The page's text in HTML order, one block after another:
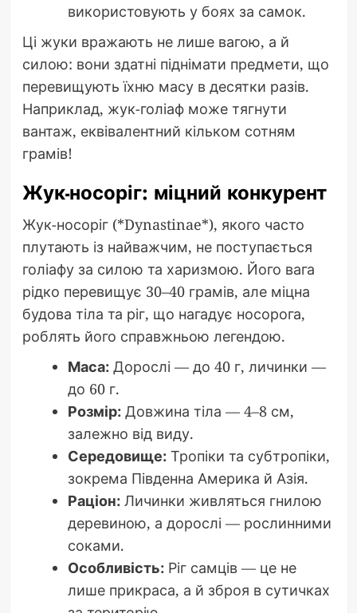
використовують у боях за самок.
Ці жуки вражають не лише вагою, а й
силою: вони здатні піднімати предмети, що
перевищують їхню масу в десятки разів.
Наприклад, жук-голіаф може тягнути
вантаж, еквівалентний кільком сотням
грамів!
Жук-носоріг: міцний конкурент
Жук-носоріг (*Dynastinae*), якого часто
плутають із найважчим, не поступається
голіафу за силою та харизмою. Його вага
рідко перевищує 30–40 грамів, але міцна
будова тіла та ріг, що нагадує носорога,
роблять його справжньою легендою.
Маса:Дорослі — до 40 г, личинки —
до 60 г.
Розмір:Довжина тіла — 4–8 см,
залежно від виду.
Середовище:Тропіки та субтропіки,
зокрема Південна Америка й Азія.
Раціон:Личинки живляться гнилою
деревиною, а дорослі — рослинними
соками.
Особливість:Ріг самців — це не
лише прикраса, а й зброя в сутичках